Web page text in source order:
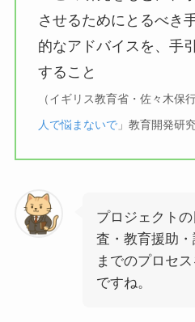
させるためにとるべき
的なアドバイスを、手
すること
（イギリス教育省・佐々木保
人で悩まないで」教育開発研
プロジェクト
査・教育援助
までのプロセ
ですね。